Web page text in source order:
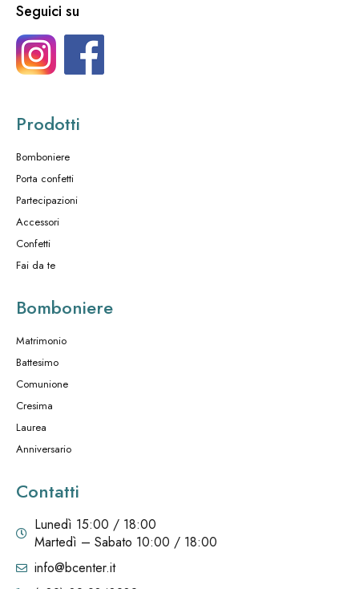
Seguici su
Prodotti
Bomboniere
Porta confetti
Partecipazioni
Accessori
Confetti
Fai da te
Bomboniere
Matrimonio
Battesimo
Comunione
Cresima
Laurea
Anniversario
Contatti
Lunedì 15:00 / 18:00
Martedì – Sabato 10:00 / 18:00
info@bcenter.it